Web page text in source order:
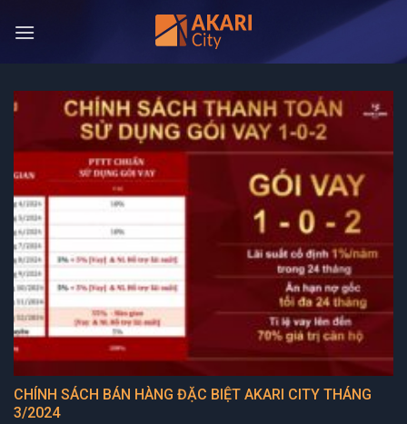
qua
CHÍNH SÁCH BÁN HÀNG ĐẶC BIỆT AKARI CITY THÁNG
3/2024